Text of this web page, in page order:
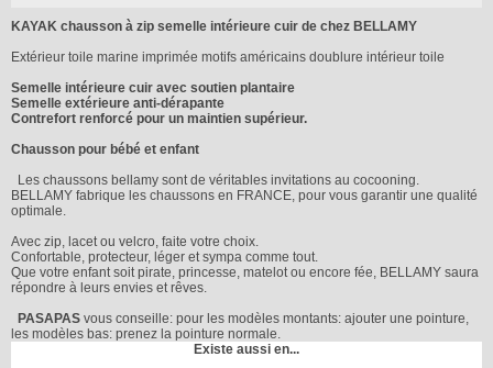
KAYAK chausson à zip semelle intérieure cuir de chez BELLAMY
Extérieur toile marine imprimée motifs américains doublure intérieur toile
Semelle intérieure cuir avec soutien plantaire
Semelle extérieure anti-dérapante
Contrefort renforcé pour un maintien supérieur.
Chausson pour bébé et enfant
Les chaussons bellamy sont de véritables invitations au cocooning.
BELLAMY fabrique les chaussons en FRANCE, pour vous garantir une qualité
optimale.
Avec zip, lacet ou velcro, faite votre choix.
Confortable, protecteur, léger et sympa comme tout.
Que votre enfant soit pirate, princesse, matelot ou encore fée, BELLAMY saura
répondre à leurs envies et rêves.
PASAPAS vous conseille: pour les modèles montants: ajouter une pointure,
les modèles bas: prenez la pointure normale.
Existe aussi en...